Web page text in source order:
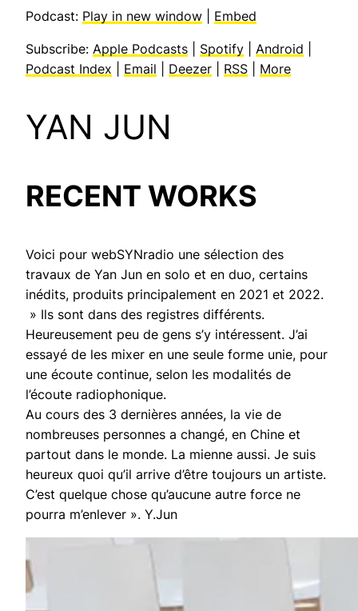
Podcast: Play in new window Embed
Subscribe: Apple Podcasts Spotify Android
Podcast Index
Email Deezer RSS More
YAN JUN
RECENT WORKS
Voici pour webSYNradio une sélection des
travaux de Yan Jun en solo et en duo, certains
inédits, produits principalement en 2021 et 2022.
» Ils sont dans des registres différents.
Heureusement peu de gens s’y intéressent. J’ai
essayé de les mixer en une seule forme unie, pour
une écoute continue, selon les modalités de
l’écoute radiophonique.
Au cours des 3 dernières années, la vie de
nombreuses personnes a changé, en Chine et
partout dans le monde. La mienne aussi. Je suis
heureux quoi qu’il arrive d’être toujours un artiste.
C’est quelque chose qu’aucune autre force ne
pourra m’enlever ». Y.Jun